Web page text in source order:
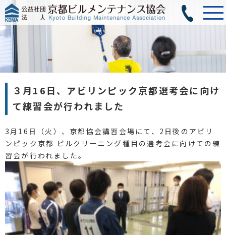
３月16日、アビリンピック京都選考会に向け
て練習会が行われました
3月16日（火）、京都協会講習会場にて、2日後のアビリ
ンピック京都 ビルクリーニング種目の選考会に向けての練
習会が行われました。